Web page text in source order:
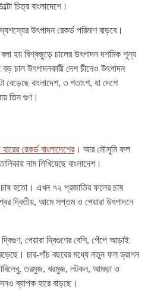
চিত্র বাংলাদেশে।
উৎপাদন রেকর্ড পরিমাণ বাড়বে।
হয় বিশ্বজুড়ে চালের উৎপাদন দশমিক শূন্য
চাল উৎপাদনকারী দেশ চীনেও উৎপাদন
বাংলাদেশ, ৩ শতাংশ, যা দেশে
তিন গুণ।
হারের রেকর্ড বাংলাদেশের। আর মৌসুমি ফল
নাম লিখিয়েছে বাংলাদেশ।
হতো। এখন ৭২ প্রজাতির ফলের চাষ
দ্বিতীয়, আমে সপ্তম ও পেয়ারা উৎপাদনে
পেয়ারা দ্বিগুণের বেশি, পেঁপে আড়াই
চার-পাঁচ বছরের মধ্যে নতুন ফল ড্রাগন
তরমুজ, খরমুজ, লটকন, আমড়া ও
ব্যাপক হারে বাড়ছে।